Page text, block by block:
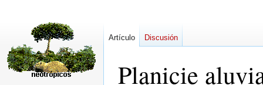
Planicie
Artículo Discusión